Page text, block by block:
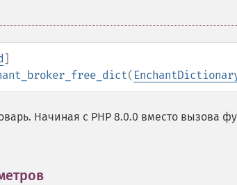
]
(
Начиная с PHP 8.0.0 вместо вызова